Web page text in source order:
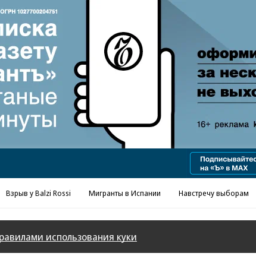
Взрыв у Balzi Rossi Мигранты в Испании Навстречу выборам
использования куки